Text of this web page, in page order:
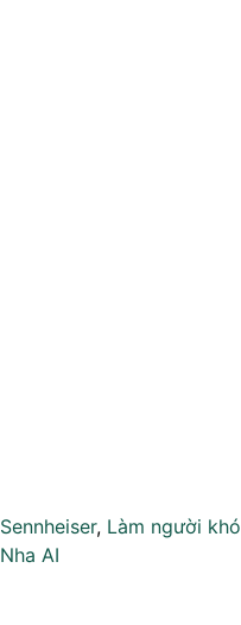
Sennheiser, Làm người khó
Nha AI